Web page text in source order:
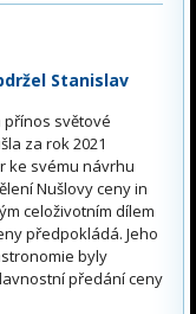
Stanislav
světové
za rok 2021
ke svému návrhu
Nušlovy ceny in
celoživotním dílem
předpokládá. Jeho
byly
předání ceny